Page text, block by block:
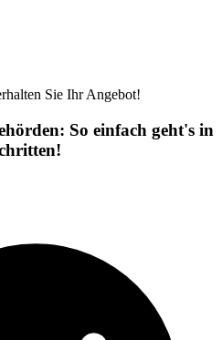
Sie Ihr Angebot!
So einfach geht's in